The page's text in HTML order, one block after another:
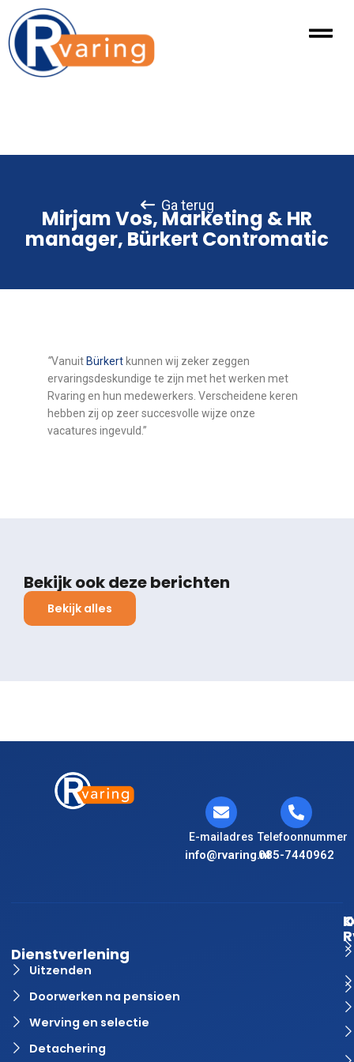
Ga terug
Mirjam Vos, Marketing & HR
manager, Bürkert Contromatic
“Vanuit Bürkert kunnen wij zeker zeggen
ervaringsdeskundige te zijn met het werken met
Rvaring en hun medewerkers. Verscheidene keren
hebben zij op zeer succesvolle wijze onze
vacatures ingevuld.”
Bekijk ook deze berichten
Bekijk alles
E-mailadres
info@rvaring.nl
Telefoonnummer
085-7440962
Dienstverlening
Uitzenden
Doorwerken na pensioen
Werving en selectie
Detachering